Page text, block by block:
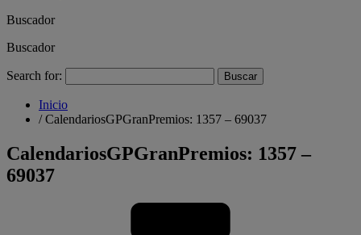
Buscador
Buscador
Search for:
Inicio
/CalendariosGPGranPremios: 1357 – 69037
CalendariosGPGranPremios: 1357 –
69037